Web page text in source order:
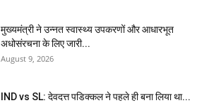
मुख्यमंत्री ने उन्नत स्वास्थ्य उपकरणों और आधारभूत
अधोसंरचना के लिए जारी...
August 9, 2026
IND vs SL: देवदत्त पडिक्कल ने पहले ही बना लिया था...